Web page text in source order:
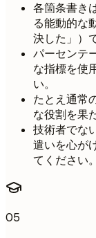
各箇条書き
る能動的な
決した」）
パーセンテ
な指標を使
い。
たとえ通常
な役割を果
技術者でな
遣いを心が
てください。
05